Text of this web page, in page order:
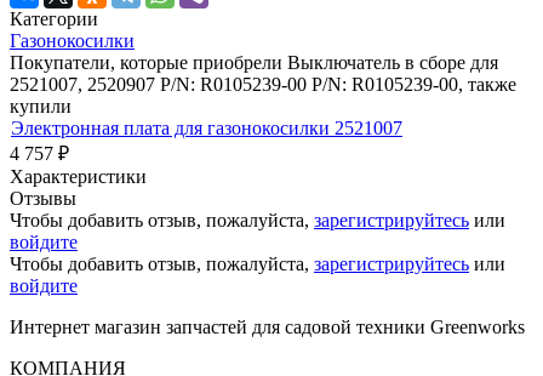
Категории
Газонокосилки
Покупатели, которые приобрели Выключатель в сборе для
2521007, 2520907 P/N: R0105239-00 P/N: R0105239-00, также
купили
Электронная плата для газонокосилки 2521007
4 757 ₽
Характеристики
Отзывы
Чтобы добавить отзыв, пожалуйста, зарегистрируйтесь или
войдите
Чтобы добавить отзыв, пожалуйста, зарегистрируйтесь или
войдите
Интернет магазин запчастей для садовой техники Greenworks
КОМПАНИЯ